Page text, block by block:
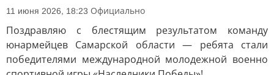
11 июня 2026, 18:23 Официально
Поздравляю с блестящим результатом команду
юнармейцев Самарской области — ребята стали
победителями международной молодежной военно